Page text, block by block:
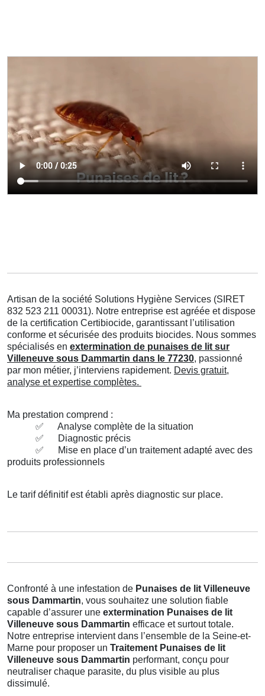
Artisan de la société Solutions Hygiène Services (SIRET
832 523 211 00031). Notre entreprise est agréée et dispose
de la certification Certibiocide, garantissant l’utilisation
conforme et sécurisée des produits biocides. Nous sommes
spécialisés en extermination de punaises de lit sur
Villeneuve sous Dammartin dans le 77230, passionné
par mon métier, j’interviens rapidement. Devis gratuit,
analyse et expertise complètes.
Ma prestation comprend :
✅
Analyse complète de la situation
✅
Diagnostic précis
✅
Mise en place d’un traitement adapté avec des
produits professionnels
Le tarif définitif est établi après diagnostic sur place.
Confronté à une infestation de Punaises de lit Villeneuve
sous Dammartin, vous souhaitez une solution fiable
capable d’assurer une extermination Punaises de lit
Villeneuve sous Dammartin efficace et surtout totale.
Notre entreprise intervient dans l’ensemble de la Seine-et-
Marne pour proposer un Traitement Punaises de lit
Villeneuve sous Dammartin performant, conçu pour
neutraliser chaque parasite, du plus visible au plus
dissimulé.